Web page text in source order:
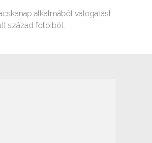
alkalmából válogatást
század fotóiból.